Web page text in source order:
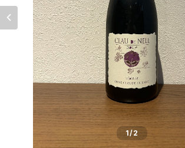
1/2